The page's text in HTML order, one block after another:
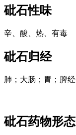
砒石性味
辛、酸、热、有毒
砒石归经
肺；大肠；胃；脾经
砒石药物形态